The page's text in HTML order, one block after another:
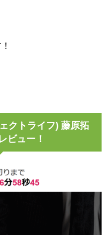
クトライフ) 藤原拓
ビュー！